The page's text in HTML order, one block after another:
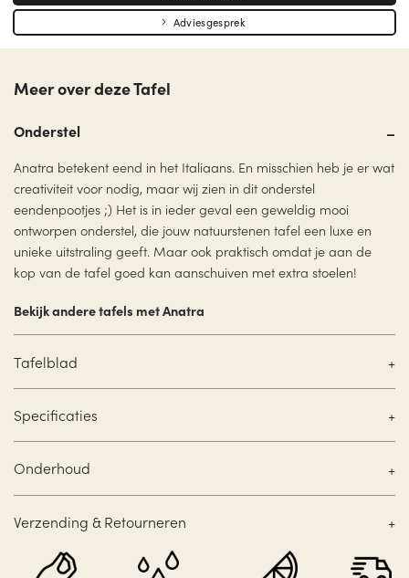
Adviesgesprek
Meer over deze Tafel
Onderstel
Anatra betekent eend in het Italiaans. En misschien heb je er wat
creativiteit voor nodig, maar wij zien in dit onderstel
eendenpootjes ;) Het is in ieder geval een geweldig mooi
ontworpen onderstel, die jouw natuurstenen tafel een luxe en
unieke uitstraling geeft. Maar ook praktisch omdat je aan de
kop van de tafel goed kan aanschuiven met extra stoelen!
Bekijk andere tafels met Anatra
Tafelblad
Specificaties
Onderhoud
Verzending & Retourneren